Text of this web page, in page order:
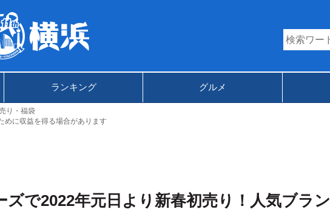
ランキング グルメ
り・福袋
に収益を得る場合があります
ズで2022年元日より新春初売り！人気ブラン